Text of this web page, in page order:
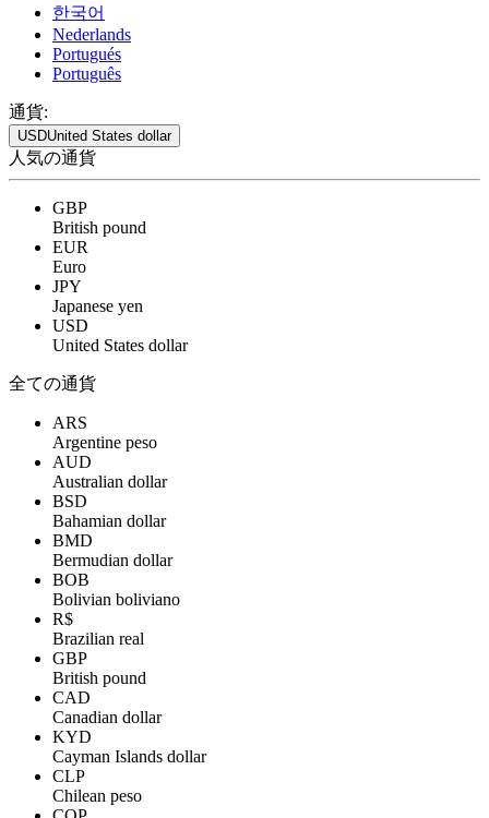
한국어
Nederlands
Portugués
Português
通貨:
USDUnited States dollar
人気の通貨
GBP
British pound
EUR
Euro
JPY
Japanese yen
USD
United States dollar
全ての通貨
ARS
Argentine peso
AUD
Australian dollar
BSD
Bahamian dollar
BMD
Bermudian dollar
BOB
Bolivian boliviano
R$
Brazilian real
GBP
British pound
CAD
Canadian dollar
KYD
Cayman Islands dollar
CLP
Chilean peso